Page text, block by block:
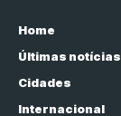
Home
Últimas notícias
Cidades
Internacional